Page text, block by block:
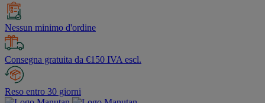
Nessun minimo d'ordine
Consegna gratuita da €150 IVA escl.
Reso entro 30 giorni